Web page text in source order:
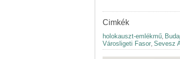
Cimkék
holokauszt-emlékmű,
Városligeti Fasor, Sevesz